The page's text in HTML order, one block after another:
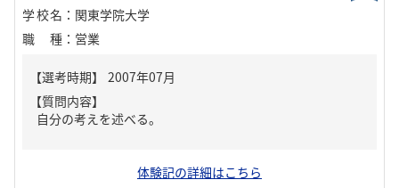
学校名 ： 関東学院大学
職種 ： 営業
【質問内容】
自分の考えを述べる。
体験記の詳細はこちら